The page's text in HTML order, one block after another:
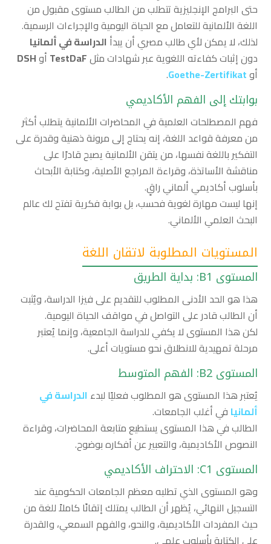
حتى البرامج الإنجليزية تتطلب من الطالب مستوى مقبول من
اللغة الألمانية للتعامل مع الحياة اليومية والإجراءات الرسمية.
لذلك، لا يمكن لأي طالب مصري أن يبدأ الدراسة في ألمانيا
دون إثبات كفاءته اللغوية عبر شهادات مثلTestDaF أوDSH
أوGoethe-Zertifikat
.
بوابتك إلى الفهم الأكاديمي
فهم المصطلحات العلمية في المحاضرات الألمانية يتطلب أكثر
من معرفة قواعد اللغة، إنه يحتاج إلى مرونة ذهنية وقدرة على
التفكير باللغة نفسها، من يتقن الألمانية يصبح قادرًا على
مناقشة الأساتذة، وقراءة المراجع الأصلية، وكتابة الأبحاث
بأسلوب أكاديمي ألماني راقٍ.
إنها ليست مهارة لغوية فحسب، بل بوابة فكرية تفتح لك عالم
البحث العلمي الألماني.
المستويات المطلوبة لاتقان اللغة
المستوى بداية الطريق
هذا هو الحد الأدنى المطلوب للتقديم على فيزا الدراسة، ويُثبت
أن الطالب قادر على التواصل في مواقف الحياة اليومية.
لكن هذا المستوى لا يكفي للدراسة الجامعية، وإنما يُعتبر
مرحلة تمهيدية للانطلاق نحو مستويات أعلى.
المستوى الفهم المتوسط
يُعتبر هذا المستوى هو المطلوب فعليًا لبدء الدراسة في
ألمانيا في أغلب الجامعات.
الطالب في هذا المستوى يستطيع متابعة المحاضرات، وقراءة
النصوص الأكاديمية، والتعبير عن أفكاره بوضوح.
المستوى الاحتراف الأكاديمي
وهو المستوى الذي تطلبه معظم الجامعات الحكومية عند
التسجيل النهائي، يُظهر أن الطالب يمتلك إتقانًا كاملاً للغة من
حيث المفردات الأكاديمية، والنحو، والفهم السمعي، والقدرة
على الكتابة بأسلوب علمي.